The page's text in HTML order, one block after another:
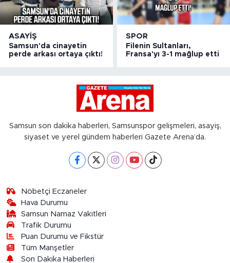
ASAYIŞ
Samsun'da cinayetin
perde arkası ortaya çıktı!
SPOR
Filenin Sultanları,
Fransa'yı 3-1 mağlup etti
Samsun son dakika haberleri, Samsunspor gelişmeleri, asayiş,
siyaset ve yerel gündem haberleri Gazete Arena’da.
Nöbetçi Eczaneler
Hava Durumu
Samsun Namaz Vakitleri
Trafik Durumu
Puan Durumu ve Fikstür
Tüm Manşetler
Son Dakika Haberleri